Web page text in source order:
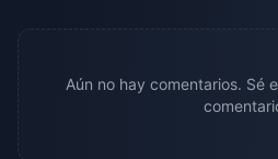
Aún no hay comentarios. Sé